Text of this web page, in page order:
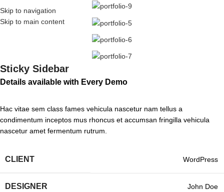
Skip to navigation
Skip to main content
Sticky Sidebar
Details available with Every Demo
Hac vitae sem class fames vehicula nascetur nam tellus a
condimentum inceptos mus rhoncus et accumsan fringilla vehicula
nascetur amet fermentum rutrum.
CLIENT WordPress
DESIGNER John Doe